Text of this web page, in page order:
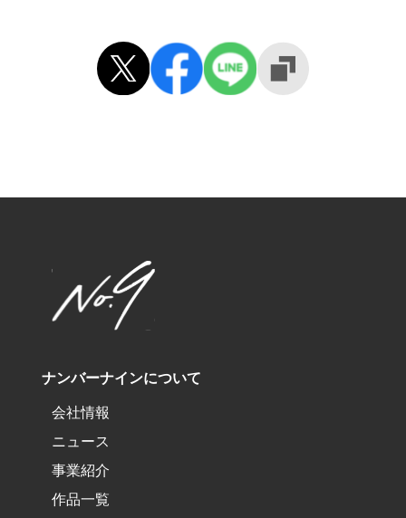
ナンバーナインについて
会社情報
ニュース
事業紹介
作品一覧